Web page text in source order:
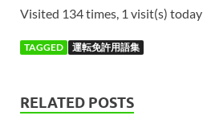
Visited 134 times, 1 visit(s) today
TAGGED 運転免許用語集
RELATED POSTS